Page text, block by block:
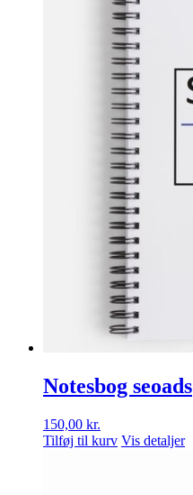
Notesbog seoads
150,00 kr.
Tilføj til kurv Vis detaljer